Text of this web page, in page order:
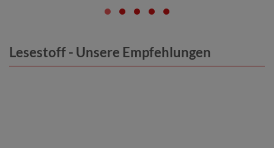
Lesestoff - Unsere Empfehlungen